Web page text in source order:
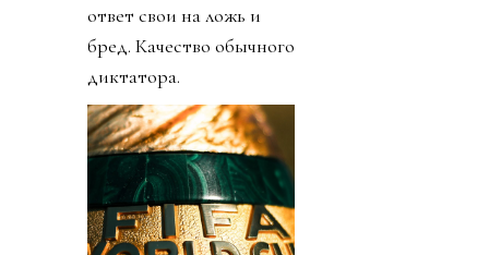
ответ свои на ложь и
бред. Качество обычного
диктатора.